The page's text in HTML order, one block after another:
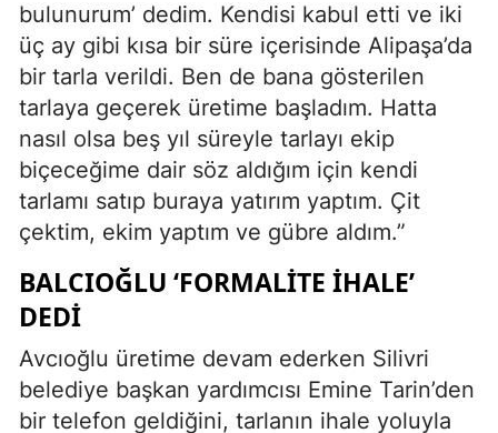
bulunurum’ dedim. Kendisi kabul etti ve iki
üç ay gibi kısa bir süre içerisinde Alipaşa’da
bir tarla verildi. Ben de bana gösterilen
tarlaya geçerek üretime başladım. Hatta
nasıl olsa beş yıl süreyle tarlayı ekip
biçeceğime dair söz aldığım için kendi
tarlamı satıp buraya yatırım yaptım. Çit
çektim, ekim yaptım ve gübre aldım.”
BALCIOĞLU ‘FORMALITE IHALE’
DEDI
Avcıoğlu üretime devam ederken Silivri
belediye başkan yardımcısı Emine Tarin’den
bir telefon geldiğini, tarlanın ihale yoluyla